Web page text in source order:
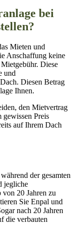
bei
Mieten und
Anschaffung keine
Diese
und
Diesen Betrag
Ihnen.
den Mietvertrag
gewissen Preis
auf Ihrem Dach
der gesamten
jegliche
20 Jahren zu
Sie Enpal und
nach 20 Jahren
die verbauten